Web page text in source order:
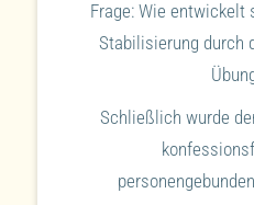
Frage: Wie
Stabilisierung durch
Schließlich wurde